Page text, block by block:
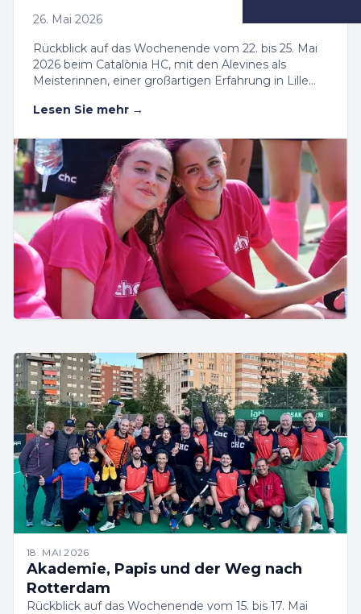
26. Mai 2026
Rückblick auf das Wochenende vom 22. bis 25. Mai
2026 beim Catalònia HC, mit den Alevines als
Meisterinnen, einer großartigen Erfahrung in Lille
Halbfinale.
Lesen Sie mehr →
18. MAI 2026
Akademie, Papis und der Weg nach
Rotterdam
Rückblick auf das Wochenende vom 15. bis 17. Mai